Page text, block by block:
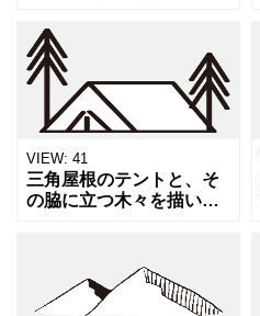
をイメージして描いた
「エコ」がテーマのイラ
ストです。自然環境の保
全、リサイクル活動、
SDGsに関
VIEW: 41
三角屋根のテントと、そ
の脇に立つ木々を描い
ンイラストです。野外フ
ェス、林間学校、ソロキ
ャンプなど、自然の中で